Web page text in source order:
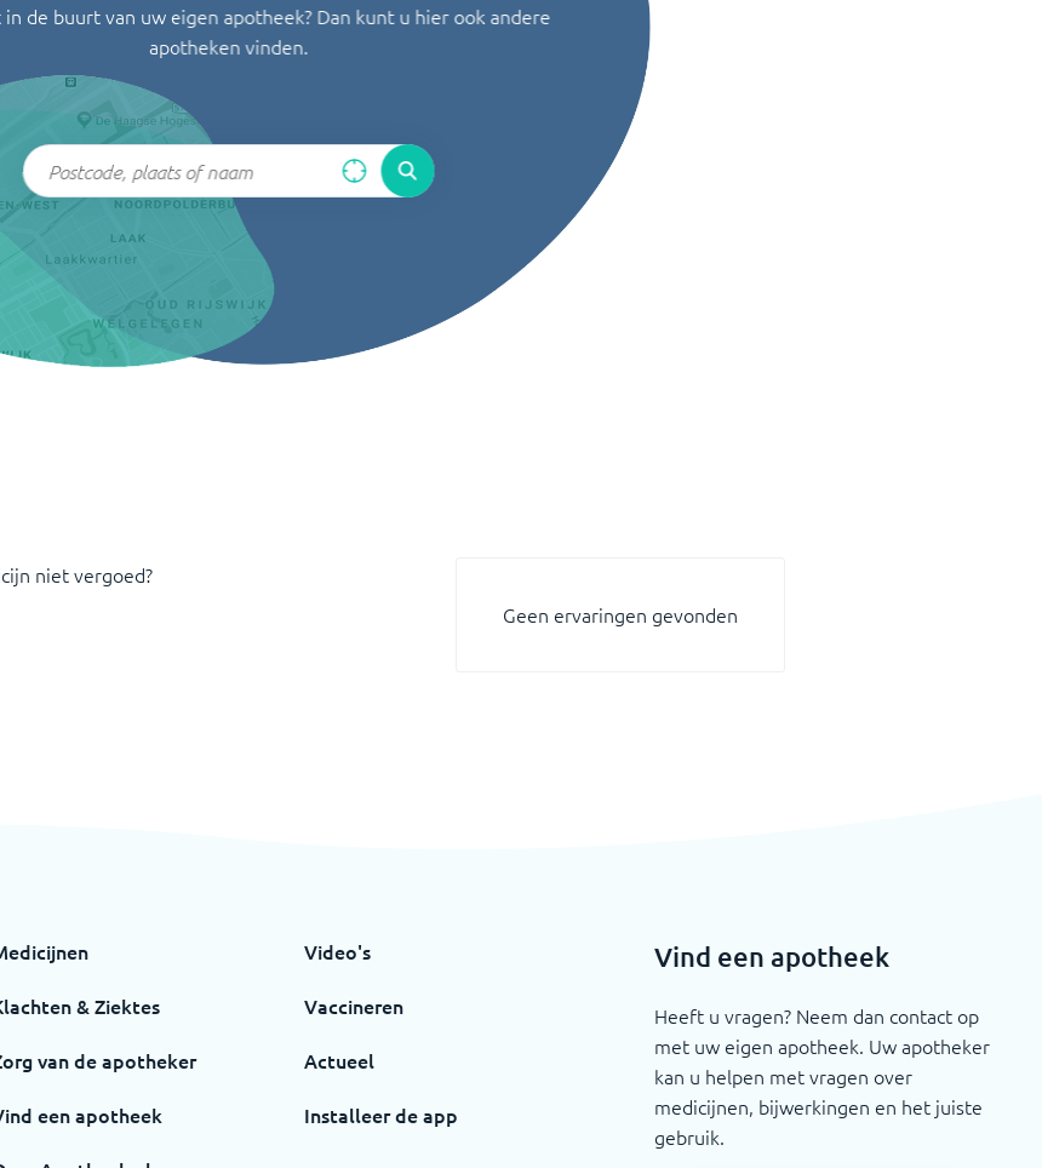
de buurt van uw eigen apotheek? Dan kunt u hier ook andere
apotheken vinden.
niet vergoed?
Geen ervaringen gevonden
& Ziektes
van de apotheker
een apotheek
Video's
Vaccineren
Actueel
Installeer de app
Vind een apotheek
Heeft u vragen? Neem dan contact op
met uw eigen apotheek. Uw apotheker
kan u helpen met vragen over
medicijnen, bijwerkingen en het juiste
gebruik.